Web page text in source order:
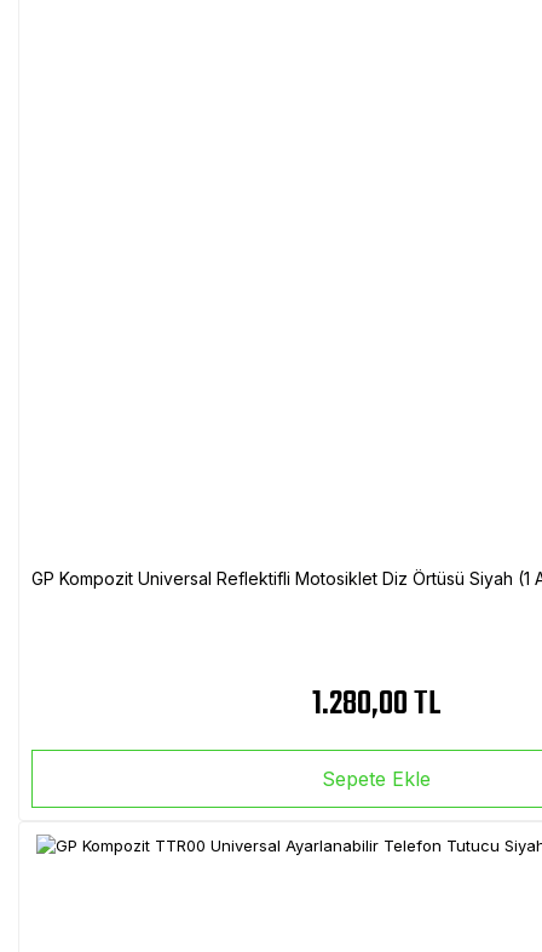
GP Kompozit Universal Reflektifli Motosiklet Diz Örtüsü Siyah
1.280,00 TL
Sepete Ekle